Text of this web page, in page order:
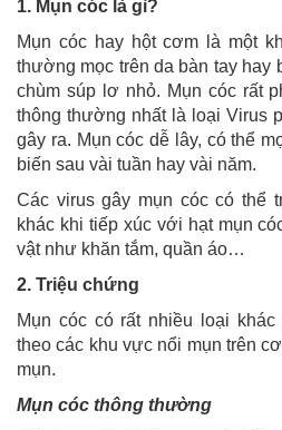
1. Mụn cóc là gì?
Mụn cóc hay hột cơm là một
thường mọc trên da bàn tay hay
chùm súp lơ nhỏ. Mụn cóc rất
thông thường nhất là loại Virus
gây ra. Mụn cóc dễ lây, có thể
biến sau vài tuần hay vài năm.
Các virus gây mụn cóc có thể
khác khi tiếp xúc với hạt mụn
vật như khăn tắm, quần áo…
2. Triệu chứng
Mụn cóc có rất nhiều loại
theo các khu vực nổi mụn trên
mụn.
Mụn cóc thông thường